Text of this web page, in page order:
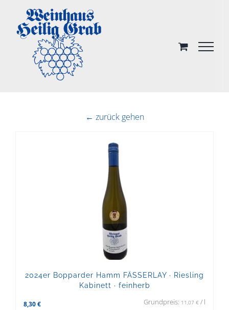
content
← zurück gehen
2024er Bopparder Hamm FÄSSERLAY · Riesling
Kabinett · feinherb
8,30 € Grundpreis: 11,07 € / l